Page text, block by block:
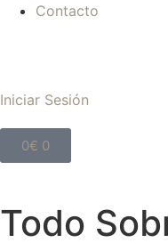
Contacto
Iniciar Sesión
0€ 0
Todo